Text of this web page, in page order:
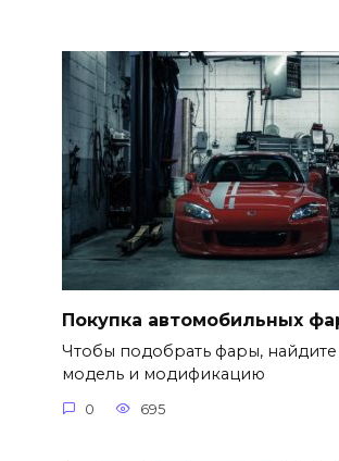
Покупка автомобильных
Чтобы подобрать фары, найдите
модель и модификацию
0 695